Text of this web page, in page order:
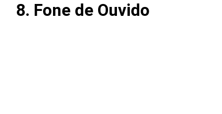
8. Fone de Ouvido